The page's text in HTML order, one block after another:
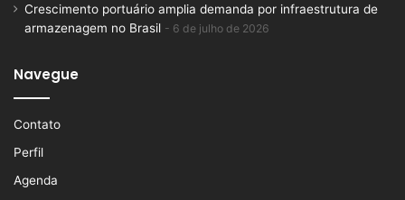
Crescimento portuário amplia demanda por infraestrutura de
armazenagem no Brasil
6 de julho de 2026
Navegue
Contato
Perfil
Agenda